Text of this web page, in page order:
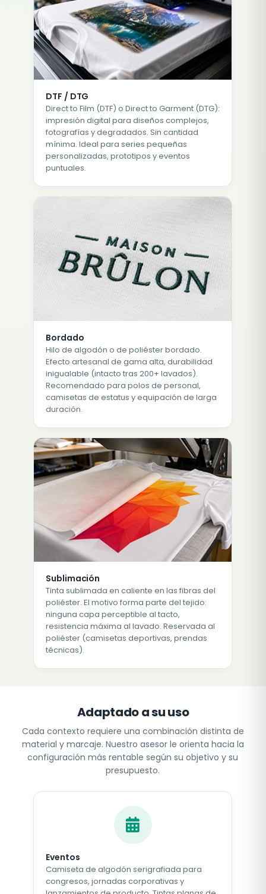
DTF / DTG
Direct to Film (DTF) o Direct to Garment (DTG):
impresión digital para diseños complejos,
fotografías y degradados. Sin cantidad
mínima. Ideal para series pequeñas
personalizadas, prototipos y eventos
puntuales.
Bordado
Hilo de algodón o de poliéster bordado.
Efecto artesanal de gama alta, durabilidad
inigualable (intacto tras 200+ lavados).
Recomendado para polos de personal,
camisetas de estatus y equipación de larga
duración.
Sublimación
Tinta sublimada en caliente en las fibras del
poliéster. El motivo forma parte del tejido:
ninguna capa perceptible al tacto,
resistencia máxima al lavado. Reservada al
poliéster (camisetas deportivas, prendas
técnicas).
Adaptado a su uso
Cada contexto requiere una combinación distinta de
material y marcaje. Nuestro asesor le orienta hacia la
configuración más rentable según su objetivo y su
presupuesto.
Eventos
Camiseta de algodón serigrafiada para
congresos, jornadas corporativas y